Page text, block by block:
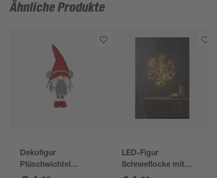
Ähnliche Produkte
Dekofigur
Plüschwichtel
LED-Figur
Schneeflocke mit